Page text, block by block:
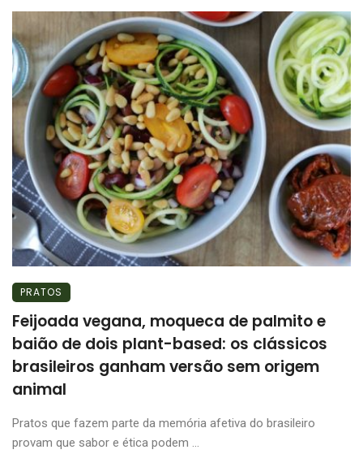
PRATOS
Feijoada vegana, moqueca de palmito e
baião de dois plant-based: os clássicos
brasileiros ganham versão sem origem
animal
Pratos que fazem parte da memória afetiva do brasileiro
provam que sabor e ética podem ...